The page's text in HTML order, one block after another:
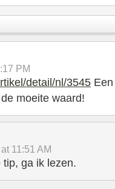
PM
detail/nl/3545
moeite waard!
11:51 AM
ga ik lezen.